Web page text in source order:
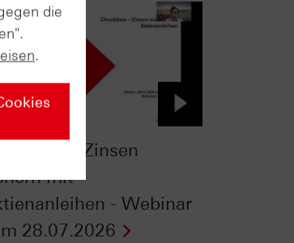
- Zinsen
mit
- Webinar
28.07.2026
die
.